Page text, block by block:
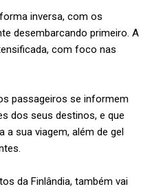
inversa, com os
desembarcando primeiro. A
com foco nas
passageiros se informem
dos seus destinos, e que
a sua viagem, além de gel
da Finlândia, também vai